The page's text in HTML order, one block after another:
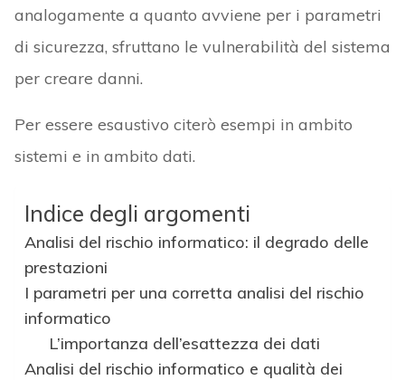
analogamente a quanto avviene per i parametri
di sicurezza, sfruttano le vulnerabilità del sistema
per creare danni.
Per essere esaustivo citerò esempi in ambito
sistemi e in ambito dati.
Indice degli argomenti
Analisi del rischio informatico: il degrado delle
prestazioni
I parametri per una corretta analisi del rischio
informatico
L’importanza dell’esattezza dei dati
Analisi del rischio informatico e qualità dei